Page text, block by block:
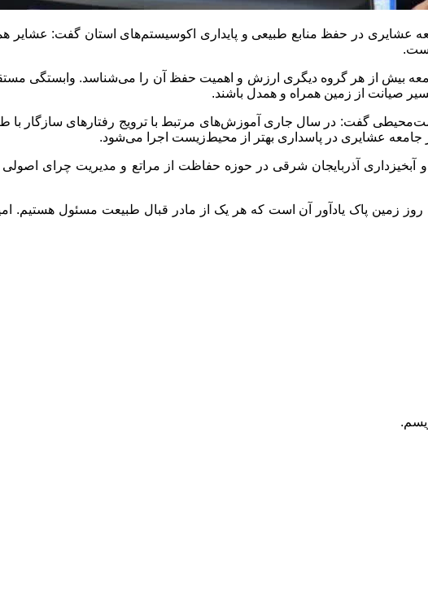
عشایری در حفظ منابع طبیعی و پایداری اکوسیستم‌های استان گفت: عشایر
است.
بیش از هر گروه دیگری ارزش و اهمیت حفظ آن را می‌شناسد. وابستگی
صیانت از زمین همراه و همدل باشند.
گفت: در سال جاری آموزش‌های مرتبط با ترویج رفتارهای سازگار با
جامعه عشایری در پاسداری بهتر از محیط‌زیست اجرا می‌شود.
آبخیزداری آذربایجان شرقی در حوزه حفاظت از مراتع و مدیریت چرای
زمین پاک یادآور آن است که هر یک از مادر قبال طبیعت مسئول هستیم.